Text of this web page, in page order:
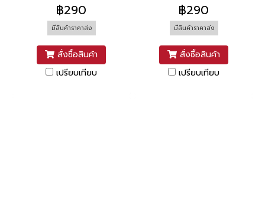
฿290
มีสินค้าราคาส่ง
สั่งซื้อสินค้า
เปรียบเทียบ
฿290
มีสินค้าราคาส่ง
สั่งซื้อสินค้า
เปรียบเทียบ